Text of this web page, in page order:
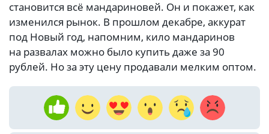
становится всё мандариновей. Он и покажет, как
изменился рынок. В прошлом декабре, аккурат
под Новый год, напомним, кило мандаринов
на развалах можно было купить даже за 90
рублей. Но за эту цену продавали мелким оптом.